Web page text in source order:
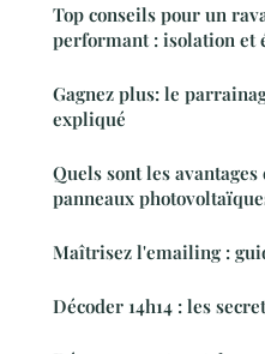
Top conseils pour un
performant : isolation et
Gagnez plus: le
expliqué
Quels sont les
panneaux
Maîtrisez l'emailing :
Décoder 14h14 : les